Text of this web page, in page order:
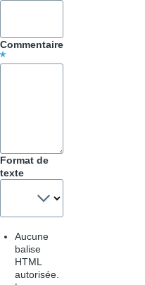
Astuces
Commentaire
Format de
texte
Aucune
balise
HTML
autorisée.